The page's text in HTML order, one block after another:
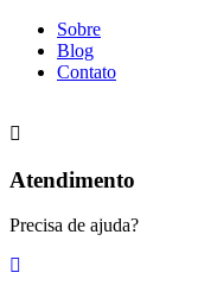
para
Sobre
Blog
Contato
Atendimento
Precisa de ajuda?